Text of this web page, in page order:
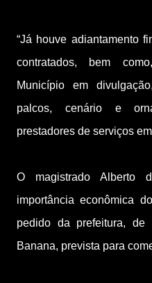
“Já houve adiantamento
contratados, bem
Município em
palcos, cenário e
prestadores de serviços
O magistrado Alberto
importância econômica
pedido da prefeitura,
Banana, prevista para